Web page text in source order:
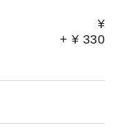
イミングでお届け
お届けいたします
¥
+ ¥ 330